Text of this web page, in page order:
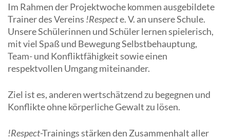
Im Rahmen der Projektwoche kommen ausgebildete
Trainer des Vereins !Respecte. V. an unsere Schule.
Unsere Schülerinnen und Schüler lernen spielerisch,
mit viel Spaß und Bewegung Selbstbehauptung,
Team- und Konfliktfähigkeit sowie einen
respektvollen Umgang miteinander.
Ziel ist es, anderen wertschätzend zu begegnen und
Konflikte ohne körperliche Gewalt zu lösen.
!Respect-Trainings stärken den Zusammenhalt aller